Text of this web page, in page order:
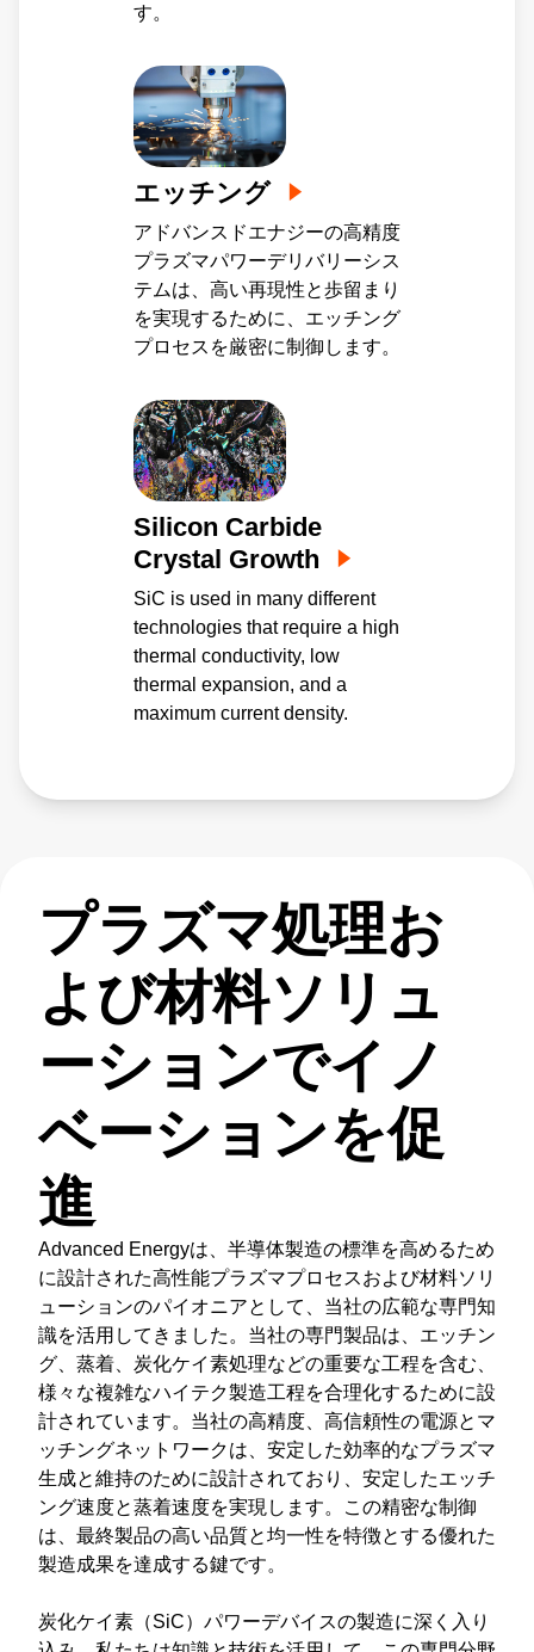
す。
エッチング
アドバンスドエナジーの高精度
プラズマパワーデリバリーシス
テムは、高い再現性と歩留まり
を実現するために、エッチング
プロセスを厳密に制御します。
Silicon Carbide
Crystal Growth
SiC is used in many different
technologies that require a high
thermal conductivity, low
thermal expansion, and a
maximum current density.
プラズマ処理お
よび材料ソリュ
ーションでイノ
ベーションを促
進
Advanced Energyは、半導体製造の標準を高めるため
に設計された高性能プラズマプロセスおよび材料ソリ
ューションのパイオニアとして、当社の広範な専門知
識を活用してきました。当社の専門製品は、エッチン
グ、蒸着、炭化ケイ素処理などの重要な工程を含む、
様々な複雑なハイテク製造工程を合理化するために設
計されています。当社の高精度、高信頼性の電源とマ
ッチングネットワークは、安定した効率的なプラズマ
生成と維持のために設計されており、安定したエッチ
ング速度と蒸着速度を実現します。この精密な制御
は、最終製品の高い品質と均一性を特徴とする優れた
製造成果を達成する鍵です。
炭化ケイ素（SiC）パワーデバイスの製造に深く入り